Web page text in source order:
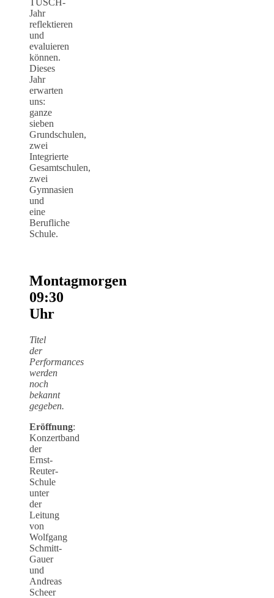
Jahr
reflektieren
und
evaluieren
können.
Dieses
Jahr
erwarten
uns:
ganze
sieben
Grundschulen,
zwei
Integrierte
Gesamtschulen,
zwei
Gymnasien
und
eine
Berufliche
Schule.
Montagmorgen
09:30
Uhr
Titel
der
Performances
werden
noch
bekannt
gegeben.
Eröffnung:
Konzertband
der
Ernst-
Reuter-
Schule
unter
der
Leitung
von
Wolfgang
Schmitt-
Gauer
und
Andreas
Scheer